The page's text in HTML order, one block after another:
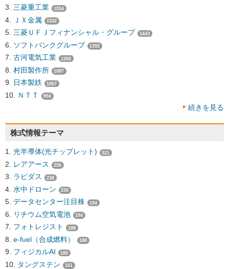
三菱重工業 1554
ＪＸ金属 1532
三菱ＵＦＪフィナンシャル・グループ 1443
ソフトバンクグループ 1392
古河電気工業 1266
村田製作所 1087
日本製鉄 1067
ＮＴＴ 994
続きを見る
株式情報テーマ
光半導体(光チップレット) 321
レアアース 256
ラピダス 238
水中ドローン 230
データセンター注目株 194
リチウム空気電池 194
フォトレジスト 188
e-fuel（合成燃料） 188
フィジカルAI 180
タングステン 161